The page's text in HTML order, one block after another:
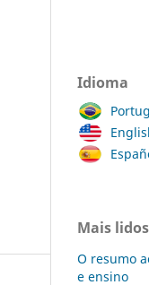
Idioma
Mais lidos
O resumo
e ensino